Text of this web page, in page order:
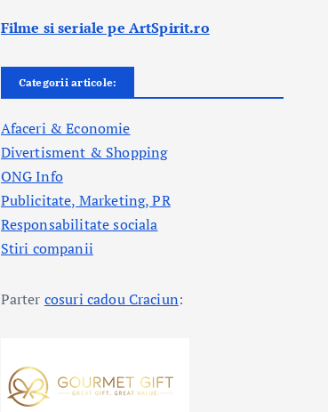
Filme si seriale pe ArtSpirit.ro
Categorii articole:
Afaceri & Economie
Divertisment & Shopping
ONG Info
Publicitate, Marketing, PR
Responsabilitate sociala
Stiri companii
Parter cosuri cadou Craciun: